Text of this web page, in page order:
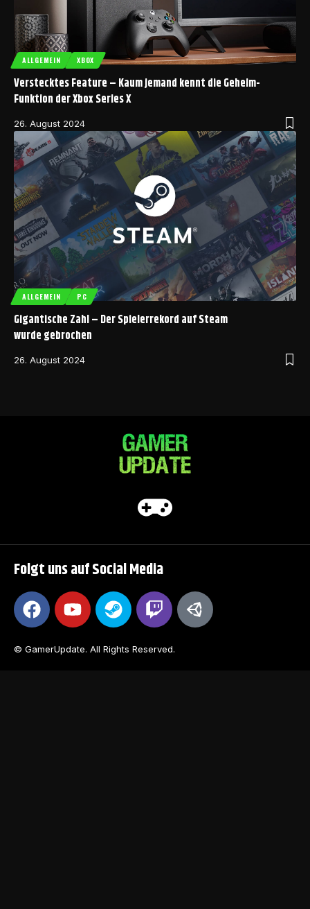
ALLGEMEIN XBOX
Verstecktes Feature – Kaum jemand kennt die Geheim-
Funktion der Xbox Series X
26. August 2024
ALLGEMEIN PC
Gigantische Zahl – Der Spielerrekord auf Steam
wurde gebrochen
26. August 2024
Folgt uns auf Social Media
© GamerUpdate. All Rights Reserved.